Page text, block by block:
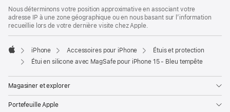
de
page
de
bas
Nous déterminons votre position approximative en associant votre
adresse IP à une zone géographique ou en nous basant sur l’information
recueillie lors de votre dernière visite chez Apple.
Apple
iPhone Accessoires pour iPhone
Étuis et protection
Étui en silicone avec MagSafe pour iPhone 15 - Bleu tempête
Magasiner et explorer
Portefeuille Apple